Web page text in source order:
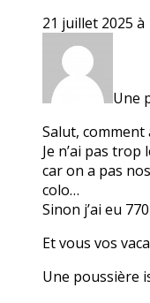
21 juillet 2025 à
Une
Salut, comment
Je n’ai pas
car on a pas
colo…
Sinon j’ai eu
Et vous vos
Une poussière